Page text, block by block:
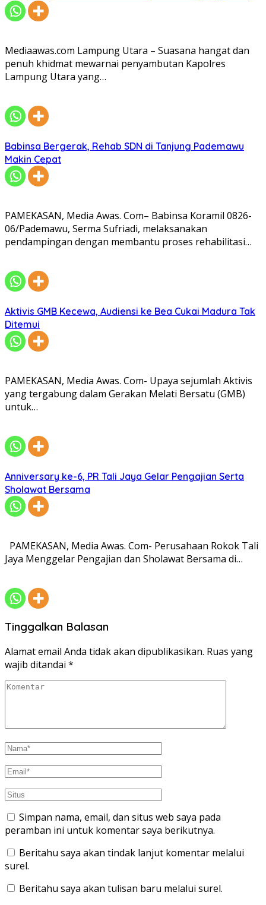
Mediaawas.com Lampung Utara – Suasana hangat dan
penuh khidmat mewarnai penyambutan Kapolres
Lampung Utara yang…
Babinsa Bergerak, Rehab SDN di Tanjung Pademawu
Makin Cepat
PAMEKASAN, Media Awas. Com– Babinsa Koramil 0826-
06/Pademawu, Serma Sufriadi, melaksanakan
pendampingan dengan membantu proses rehabilitasi…
Aktivis GMB Kecewa, Audiensi ke Bea Cukai Madura Tak
Ditemui
PAMEKASAN, Media Awas. Com- Upaya sejumlah Aktivis
yang tergabung dalam Gerakan Melati Bersatu (GMB)
untuk…
Anniversary ke-6, PR Tali Jaya Gelar Pengajian Serta
Sholawat Bersama
PAMEKASAN, Media Awas. Com- Perusahaan Rokok Tali
Jaya Menggelar Pengajian dan Sholawat Bersama di…
Tinggalkan Balasan
Alamat email Anda tidak akan dipublikasikan. Ruas yang
wajib ditandai *
Simpan nama, email, dan situs web saya pada
peramban ini untuk komentar saya berikutnya.
Beritahu saya akan tindak lanjut komentar melalui
surel.
Beritahu saya akan tulisan baru melalui surel.